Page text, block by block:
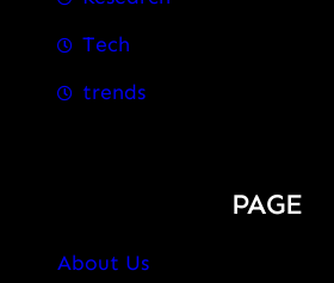
Tech
trends
PAGE
About Us